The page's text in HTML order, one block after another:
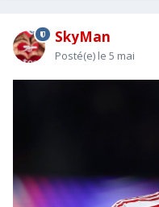
SkyMan
Posté(e) le 5 mai